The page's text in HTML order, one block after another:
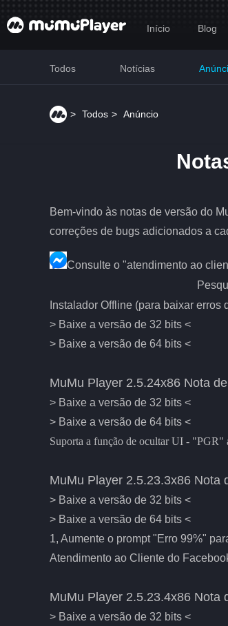
Início Blog
Todos Notícias
> Todos > Anúncio
Bem-vindo às notas de versão do
correções de bugs adicionados a
Consulte o "atendimento ao
Instalador Offline (para baixar
> Baixe a versão de 32 bits <
> Baixe a versão de 64 bits <
MuMu Player 2.5.24x86 Nota
> Baixe a versão de 32 bits <
> Baixe a versão de 64 bits <
Suporta a função de ocultar UI - "PGR"
MuMu Player 2.5.23.3x86 Nota
> Baixe a versão de 32 bits <
> Baixe a versão de 64 bits <
1, Aumente o prompt "Erro 99%"
Atendimento ao Cliente do
MuMu Player 2.5.23.4x86 Nota
> Baixe a versão de 32 bits <